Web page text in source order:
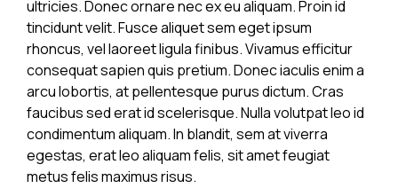
ultricies. Donec ornare nec ex eu aliquam. Proin id
tincidunt velit. Fusce aliquet sem eget ipsum
rhoncus, vel laoreet ligula finibus. Vivamus efficitur
consequat sapien quis pretium. Donec iaculis enim a
arcu lobortis, at pellentesque purus dictum. Cras
faucibus sed erat id scelerisque. Nulla volutpat leo id
condimentum aliquam. In blandit, sem at viverra
egestas, erat leo aliquam felis, sit amet feugiat
metus felis maximus risus.